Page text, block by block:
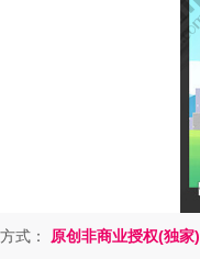
方式： 原创非商业授权(独家)